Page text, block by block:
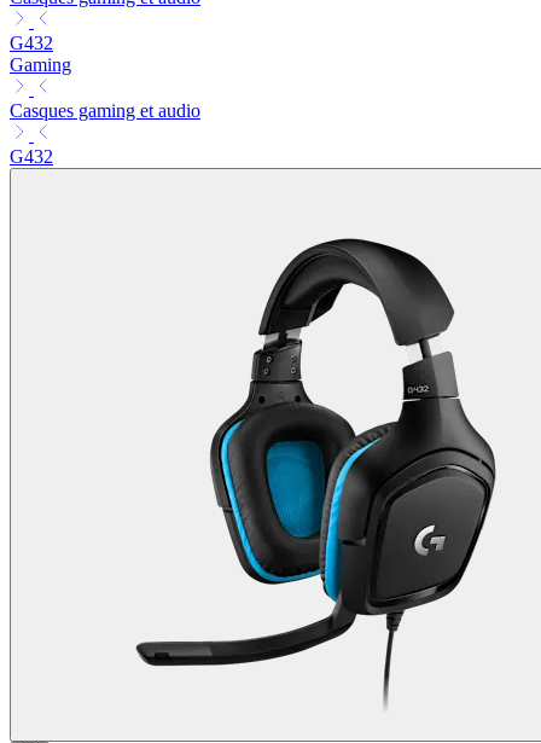
G432
Gaming
Casques gaming et audio
G432